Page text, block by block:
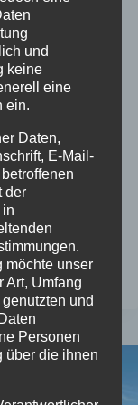
Ausflug
Dabei
den
ein
304 Stufen
Meter. Das
und haben
und
keine
eine
Daten,
E-Mail-
der
möchte unser
Art, Umfang
und
Personen
über die ihnen